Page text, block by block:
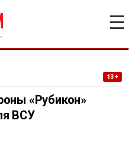
☰
13+
«Рубикон»
ВСУ